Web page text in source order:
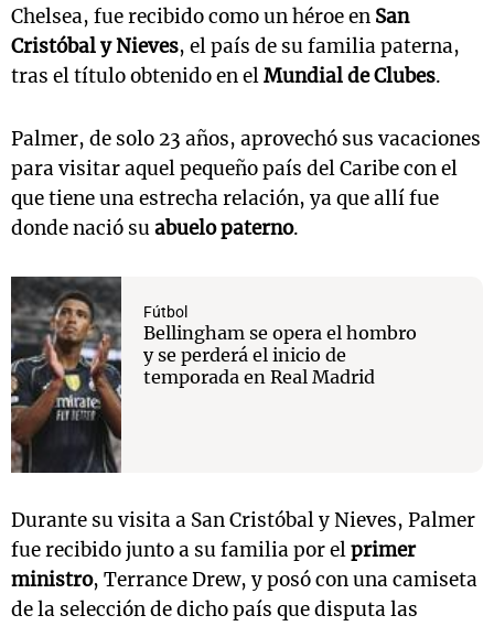
Chelsea, fue recibido como un héroe en San
Cristóbal y Nieves, el país de su familia paterna,
tras el título obtenido en elMundial de Clubes.
Palmer, de solo 23 años, aprovechó sus vacaciones
para visitar aquel pequeño país del Caribe con el
que tiene una estrecha relación, ya que allí fue
donde nació suabuelo paterno.
Fútbol
Bellingham se opera el hombro
y se perderá el inicio de
temporada en Real Madrid
Durante su visita a San Cristóbal y Nieves, Palmer
fue recibido junto a su familia por elprimer
ministro, Terrance Drew, y posó con una camiseta
de la selección de dicho país que disputa las